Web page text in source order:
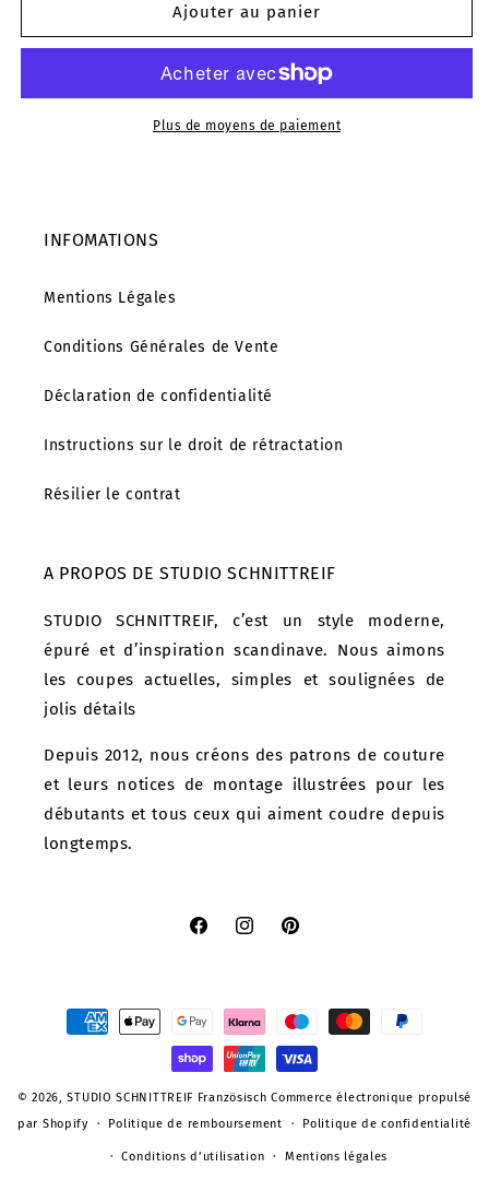
Jupe
Madame
Jupe
sweat
Madame
IRMA
Ajouter au panier
Plus de moyens de paiement
INFOMATIONS
Mentions Légales
Conditions Générales de Vente
Déclaration de confidentialité
Instructions sur le droit de rétractation
Résilier le contrat
A PROPOS DE STUDIO SCHNITTREIF
STUDIO SCHNITTREIF, c’est un style moderne,
épuré et d’inspiration scandinave. Nous aimons
les coupes actuelles, simples et soulignées de
jolis détails
Depuis 2012, nous créons des patrons de couture
et leurs notices de montage illustrées pour les
débutants et tous ceux qui aiment coudre depuis
longtemps.
FacebookInstagramPinterest
Moyens
© 2026,STUDIO SCHNITTREIF Französisch Commerce électronique propulsé
par Shopify
Politique de remboursement Politique de confidentialité
Conditions d’utilisation Mentions légales